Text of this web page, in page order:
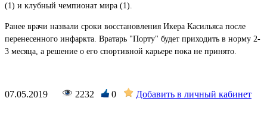
(1) и клубный чемпионат мира (1).
Ранее врачи назвали сроки восстановления Икера Касильяса после
перенесенного инфаркта. Вратарь "Порту" будет приходить в норму 2-
3 месяца, а решение о его спортивной карьере пока не принято.
07.05.2019 2232 0 Добавить в личный кабинет